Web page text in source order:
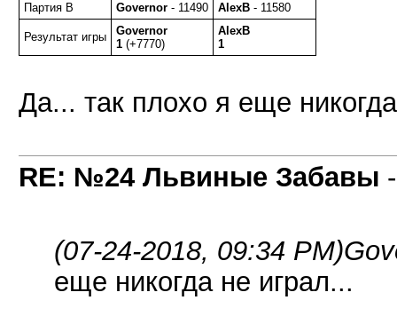
Партия B
Governor - 11490 AlexB - 11580
Результат игры
Governor
1 (+7770)
AlexB
1
Да... так плохо я еще
RE: №24 Львиные Забавы
(07-24-2018, 09:34 PM)
еще никогда не играл...